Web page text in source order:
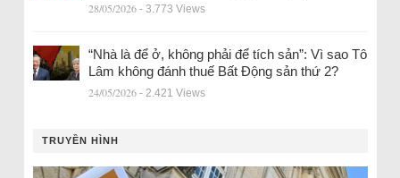
28/05/2026 - 3.773 Views
“Nhà là để ở, không phải để tích sản”: Vì sao Tô
Lâm không đánh thuế Bất Động sản thứ 2?
24/05/2026 - 2.421 Views
TRUYỀN HÌNH